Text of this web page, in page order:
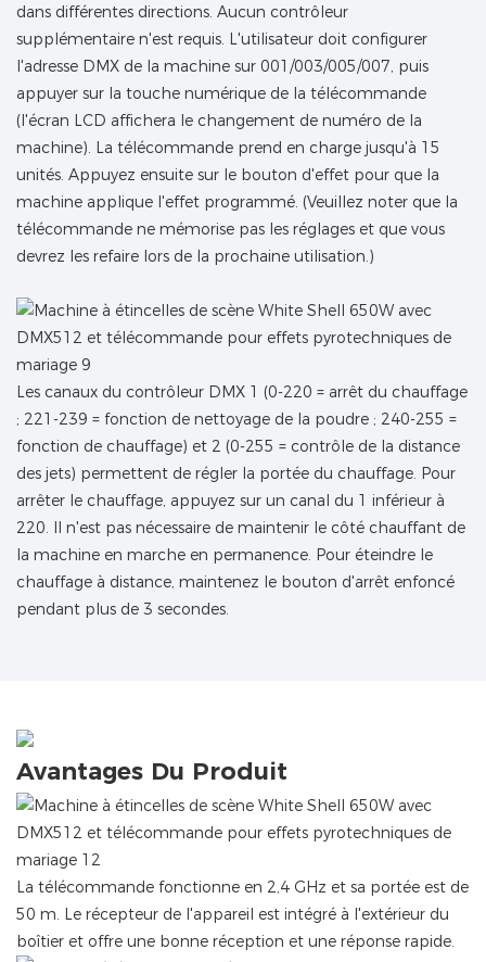
dans différentes directions. Aucun contrôleur
supplémentaire n'est requis. L'utilisateur doit configurer
l'adresse DMX de la machine sur 001/003/005/007, puis
appuyer sur la touche numérique de la télécommande
(l'écran LCD affichera le changement de numéro de la
machine). La télécommande prend en charge jusqu'à 15
unités. Appuyez ensuite sur le bouton d'effet pour que la
machine applique l'effet programmé. (Veuillez noter que la
télécommande ne mémorise pas les réglages et que vous
devrez les refaire lors de la prochaine utilisation.)
Les canaux du contrôleur DMX 1 (0-220 = arrêt du chauffage
; 221-239 = fonction de nettoyage de la poudre ; 240-255 =
fonction de chauffage) et 2 (0-255 = contrôle de la distance
des jets) permettent de régler la portée du chauffage. Pour
arrêter le chauffage, appuyez sur un canal du 1 inférieur à
220. Il n'est pas nécessaire de maintenir le côté chauffant de
la machine en marche en permanence. Pour éteindre le
chauffage à distance, maintenez le bouton d'arrêt enfoncé
pendant plus de 3 secondes.
Avantages Du Produit
La télécommande fonctionne en 2,4 GHz et sa portée est de
50 m. Le récepteur de l'appareil est intégré à l'extérieur du
boîtier et offre une bonne réception et une réponse rapide.